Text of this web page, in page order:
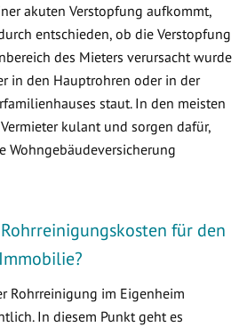
akuten Verstopfung aufkommt,
entschieden, ob die Verstopfung
des Mieters verursacht wurde
in den Hauptrohren oder in der
staut. In den meisten
kulant und sorgen dafür,
Wohngebäudeversicherung
für den
Rohrreinigung im Eigenheim
In diesem Punkt geht es